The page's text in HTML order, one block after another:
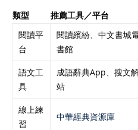
類型 推薦工具／平台
閱讀平
台
閱讀繽紛、中文書城
書館
語文工
具
成語辭典App、搜文
站
線上練
習
中華經典資源庫